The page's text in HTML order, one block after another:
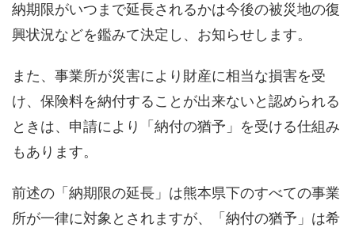
納期限がいつまで延長されるかは今後の被災地の復
興状況などを鑑みて決定し、お知らせします。
また、事業所が災害により財産に相当な損害を受
け、保険料を納付することが出来ないと認められる
ときは、申請により「納付の猶予」を受ける仕組み
もあります。
前述の「納期限の延長」は熊本県下のすべての事業
所が一律に対象とされますが、「納付の猶予」は希